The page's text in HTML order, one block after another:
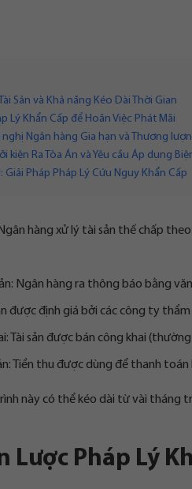
Sản và Khả năng Kéo Dài Thời Gian
Lý Khẩn Cấp để Hoãn Việc Phát Mãi
Ngân hàng Gia hạn và Thương
kiện Ra Tòa Án và Yêu cầu Áp dụng
Giải Pháp Pháp Lý Cứu Nguy Khẩn Cấp
hàng xử lý tài sản thế chấp
Ngân hàng ra thông báo bằng
được định giá bởi các công ty
Tài sản được bán công khai
Tiền thu được dùng để thanh toán
trình này có thể kéo dài từ vài
Lược Pháp Lý